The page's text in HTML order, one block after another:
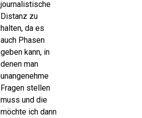
journalistische
Distanz zu
halten, da es
auch Phasen
geben kann, in
denen man
unangenehme
Fragen stellen
muss und die
möchte ich dann